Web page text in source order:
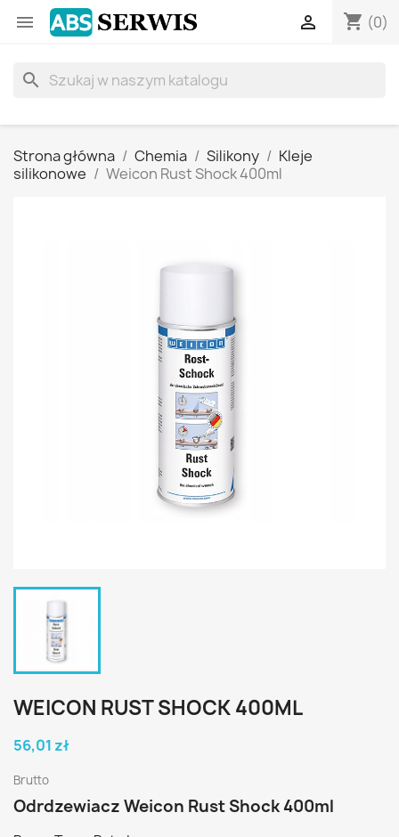
 shopping_cart (0)

search
Strona główna Chemia Silikony
Kleje
silikonowe
Weicon Rust Shock 400ml
WEICON RUST SHOCK 400ML
56,01 zł
Brutto
Odrdzewiacz Weicon Rust Shock 400ml